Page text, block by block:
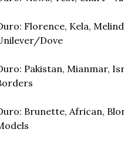
Florence, Kela,
Dove
Pakistan, Mianmar,
Brunette, African,